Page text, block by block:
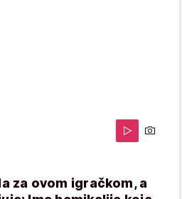
za ovom igračkom, a